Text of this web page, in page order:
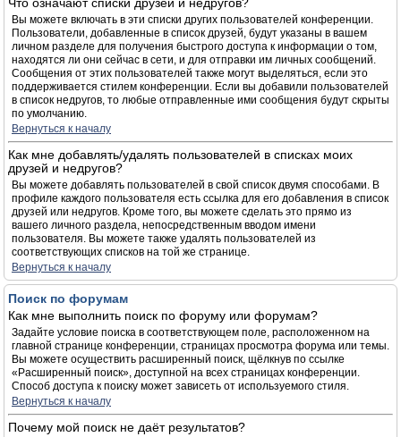
Вы можете включать в эти списки других пользователей конференции.
Пользователи, добавленные в список друзей, будут указаны в вашем
личном разделе для получения быстрого доступа к информации о том,
находятся ли они сейчас в сети, и для отправки им личных сообщений.
Сообщения от этих пользователей также могут выделяться, если это
поддерживается стилем конференции. Если вы добавили пользователей
в список недругов, то любые отправленные ими сообщения будут скрыты
по умолчанию.
Вернуться к началу
Как мне добавлять/удалять пользователей в списках моих
друзей и недругов?
Вы можете добавлять пользователей в свой список двумя способами. В
профиле каждого пользователя есть ссылка для его добавления в список
друзей или недругов. Кроме того, вы можете сделать это прямо из
вашего личного раздела, непосредственным вводом имени
пользователя. Вы можете также удалять пользователей из
соответствующих списков на той же странице.
Вернуться к началу
Поиск по форумам
Как мне выполнить поиск по форуму или форумам?
Задайте условие поиска в соответствующем поле, расположенном на
главной странице конференции, страницах просмотра форума или темы.
Вы можете осуществить расширенный поиск, щёлкнув по ссылке
«Расширенный поиск», доступной на всех страницах конференции.
Способ доступа к поиску может зависеть от используемого стиля.
Вернуться к началу
Почему мой поиск не даёт результатов?